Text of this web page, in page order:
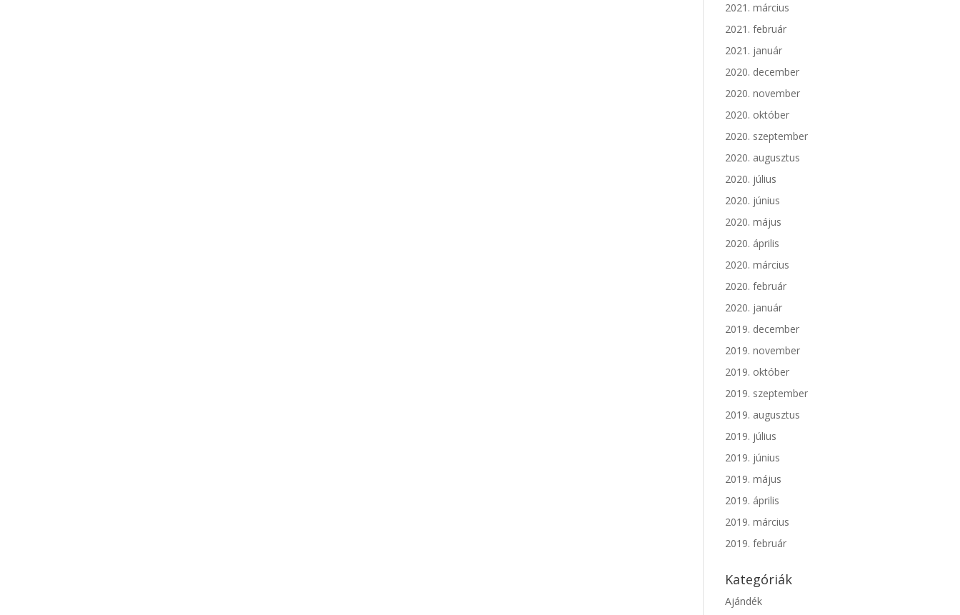
2021. március
2021. február
2021. január
2020. december
2020. november
2020. október
2020. szeptember
2020. augusztus
2020. július
2020. június
2020. május
2020. április
2020. március
2020. február
2020. január
2019. december
2019. november
2019. október
2019. szeptember
2019. augusztus
2019. július
2019. június
2019. május
2019. április
2019. március
2019. február
Kategóriák
Ajándék